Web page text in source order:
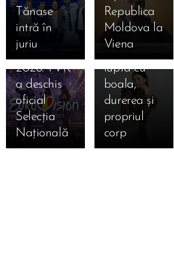
Tănase
intră în
juriu
Republica
Moldova la
Viena
își caută
piesa
pentru
Eurovision
2026. TVR
a deschis
oficial
Selecția
Națională
care a mers
până la
epuizare
totală în
lupta cu
boala,
durerea și
propriul
corp